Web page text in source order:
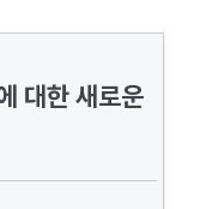
대한 새로운